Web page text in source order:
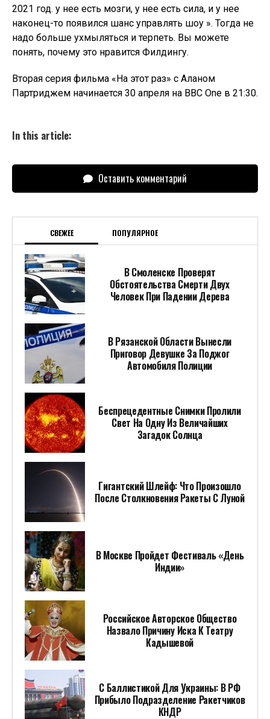
2021 год. у нее есть мозги, у нее есть сила, и у нее
наконец-то появился шанс управлять шоу ». Тогда не
надо больше ухмыляться и терпеть. Вы можете
понять, почему это нравится Филдингу.
Вторая серия фильма «На этот раз» с Аланом
Партриджем начинается 30 апреля на BBC One в 21:30.
In this article:
Оставить комментарий
СВЕЖЕЕ ПОПУЛЯРНОЕ
В Смоленске Проверят
Обстоятельства Смерти Двух
Человек При Падении Дерева
В Рязанской Области Вынесли
Приговор Девушке За Поджог
Автомобиля Полиции
Беспрецедентные Снимки Пролили
Свет На Одну Из Величайших
Загадок Солнца
Гигантский Шлейф: Что Произошло
После Столкновения Ракеты С Луной
В Москве Пройдет Фестиваль «День
Индии»
Российское Авторское Общество
Назвало Причину Иска К Театру
Кадышевой
С Баллистикой Для Украины: В РФ
Прибыло Подразделение Ракетчиков
КНДР